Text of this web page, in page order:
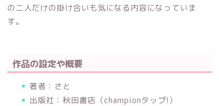
の二人だけの掛け合いも気になる内容になっていま
す。
作品の設定や概要
著者：さと
出版社：秋田書店（championタップ!）